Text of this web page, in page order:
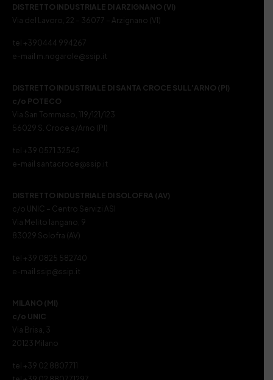
DISTRETTO INDUSTRIALE DI ARZIGNANO (VI)
Via del Lavoro, 22 – 36077 – Arzignano (VI)
tel +390444 994267
e-mail m.nogarole@ssip.it
DISTRETTO INDUSTRIALE DI SANTA CROCE SULL’ARNO (PI)
c/o POTECO
Via San Tommaso, 119/121/123
56029 S. Croce s/Arno (PI)
tel +39 0571 32542
e-mail santacroce@ssip.it
DISTRETTO INDUSTRIALE DI SOLOFRA (AV)
c/o UNIC – Centro Servizi ASI
Via Melito Iangano, 9
83029 Solofra (AV)
tel +39 0825 582740
e-mail ssip@ssip.it
MILANO (MI)
c/o UNIC
Via Brisa, 3
20123 Milano
tel +39 02 8807711